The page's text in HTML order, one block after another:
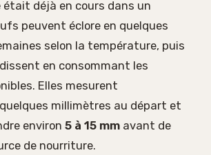
était déjà en cours dans un
peuvent éclore en quelques
selon la température, puis
en consommant les
Elles mesurent
millimètres au départ et
environ 5 à 15 mm avant de
de nourriture.